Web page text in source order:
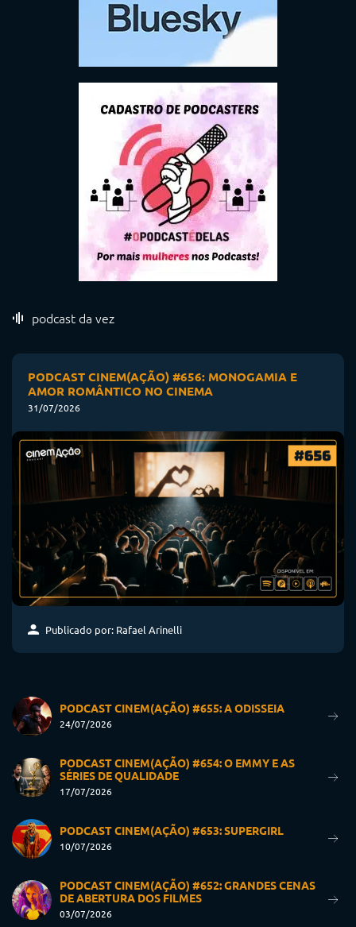
podcast da vez
PODCAST CINEM(AÇÃO) #656: MONOGAMIA E
AMOR ROMÂNTICO NO CINEMA
31/07/2026
Publicado por: Rafael Arinelli
PODCAST CINEM(AÇÃO) #655: A ODISSEIA
24/07/2026
PODCAST CINEM(AÇÃO) #654: O EMMY E AS
SÉRIES DE QUALIDADE
17/07/2026
PODCAST CINEM(AÇÃO) #653: SUPERGIRL
10/07/2026
PODCAST CINEM(AÇÃO) #652: GRANDES CENAS
DE ABERTURA DOS FILMES
03/07/2026